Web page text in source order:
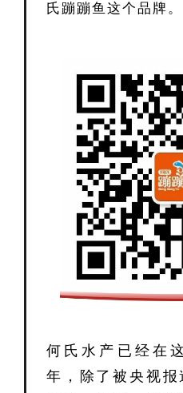
氏蹦蹦鱼这个品牌。
何氏水产已经在
年，除了被央视